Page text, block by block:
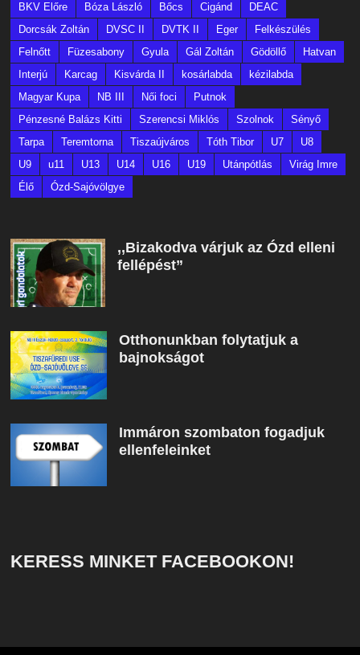
BKV Előre Bóza László Bőcs Cigánd
DEAC
Dorcsák Zoltán
DVSC II DVTK II Eger
Felkészülés
Felnőtt
Füzesabony Gyula Gál Zoltán Gödöllő
Hatvan
Interjú
Karcag Kisvárda II kosárlabda
kézilabda
Magyar Kupa
NB III Női foci
Putnok
Pénzesné Balázs Kitti
Szerencsi Miklós Szolnok
Sényő
Tarpa
Teremtorna Tiszaújváros Tóth Tibor U7
U8
U9
u11 U13 U14 U16 U19 Utánpótlás
Virág Imre
Élő
Ózd-Sajóvölgye
,,Bizakodva várjuk az Ózd elleni
fellépést”
Otthonunkban folytatjuk a
bajnokságot
Immáron szombaton fogadjuk
ellenfeleinket
KERESS MINKET FACEBOOKON!